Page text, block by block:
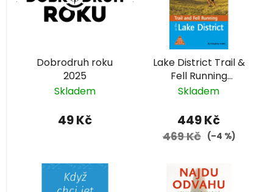
Dobrodruh roku
2025
Skladem
49 Kč
Lake District Trail &
Fell Running
anglicky
Skladem
449 Kč
469 Kč (–4 %)